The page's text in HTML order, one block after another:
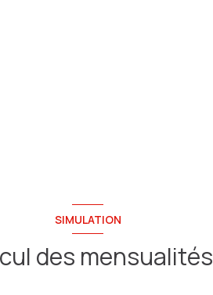
SIMULATION
des mensualités